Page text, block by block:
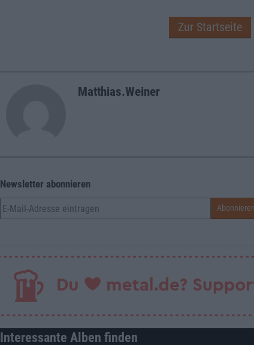
Zur Startseite
Matthias.Weiner
Newsletter abonnieren
Interessante Alben finden